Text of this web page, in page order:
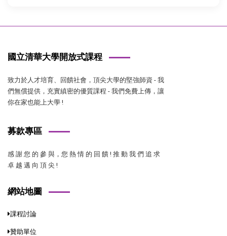
國立清華大學開放式課程
致力於人才培育、回饋社會，頂尖大學的堅強師資 - 我
們無償提供，充實縝密的優質課程 - 我們免費上傳，讓
你在家也能上大學 !
募款專區
感 謝 您 的 參 與，您 熱 情 的 回 饋 ! 推 動 我 們 追 求
卓 越 邁 向 頂 尖 !
網站地圖
課程討論
贊助單位